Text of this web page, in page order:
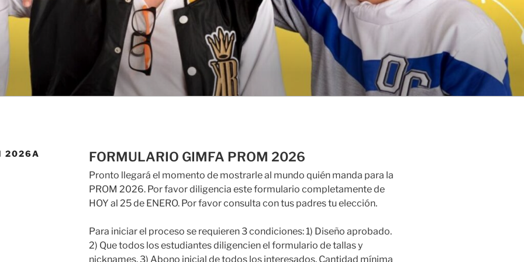
2026A FORMULARIO GIMFA PROM 2026
Pronto llegará el momento de mostrarle al mundo quién manda para la
PROM 2026. Por favor diligencia este formulario completamente de
HOY al 25 de ENERO. Por favor consulta con tus padres tu elección.
Para iniciar el proceso se requieren 3 condiciones: 1) Diseño aprobado.
2) Que todos los estudiantes diligencien el formulario de tallas y
nicknames. 3) Abono inicial de todos los interesados. Cantidad mínima